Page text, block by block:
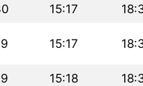
15:17
15:17
15:18